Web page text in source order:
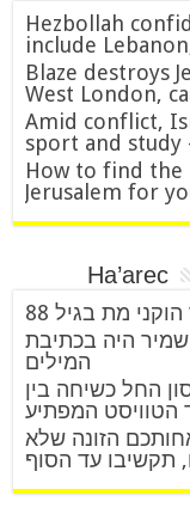
Hezbollah
include
Blaze destroys
West London,
Amid conflict,
sport and study
How to find the
Jerusalem for
Ha’arec
מת בגיל 88
היה בכתיבת
המילים
החל כשיחה בין
הטוויסט המפתיע
הזונה שלא
תקשיבו עד הסוף